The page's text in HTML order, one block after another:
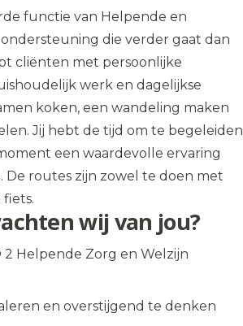
functie van Helpende en
die verder gaat dan
cliënten met persoonlijke
werk en dagelijkse
koken, een wandeling maken
Jij hebt de tijd om te begeleiden
een waardevolle ervaring
De routes zijn zowel te doen met
wij van jou?
2 Helpende Zorg en Welzijn
en overstijgend te denken